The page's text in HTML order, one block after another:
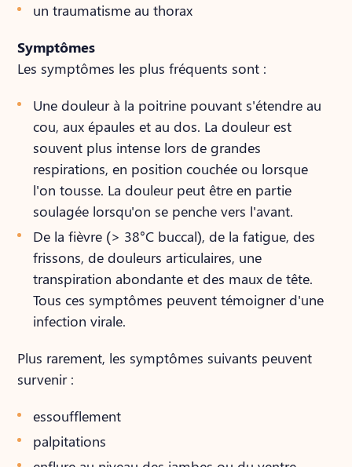
un traumatisme au thorax
Symptômes
Les symptômes les plus fréquents sont :
Une douleur à la poitrine pouvant s'étendre au
cou, aux épaules et au dos. La douleur est
souvent plus intense lors de grandes
respirations, en position couchée ou lorsque
l'on tousse. La douleur peut être en partie
soulagée lorsqu'on se penche vers l'avant.
De la fièvre (> 38°C buccal), de la fatigue, des
frissons, de douleurs articulaires, une
transpiration abondante et des maux de tête.
Tous ces symptômes peuvent témoigner d'une
infection virale.
Plus rarement, les symptômes suivants peuvent
survenir :
essoufflement
palpitations